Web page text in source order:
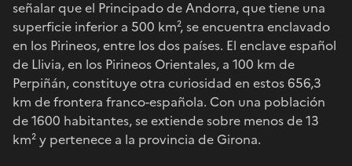
señalar que el Principado de Andorra, que tiene una
superficie inferior a 500 km², se encuentra enclavado
en los Pirineos, entre los dos países. El enclave español
de Llivia, en los Pirineos Orientales, a 100 km de
Perpiñán, constituye otra curiosidad en estos 656,3
km de frontera franco-española. Con una población
de 1600 habitantes, se extiende sobre menos de 13
km² y pertenece a la provincia de Girona.